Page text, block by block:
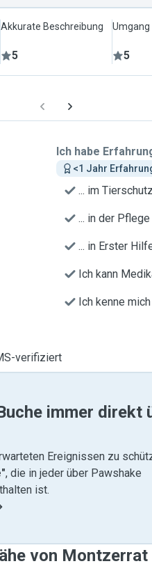
Akkurate Beschreibung
5 5
Ich habe
<1 Jahr
... im Tierschutz
... in der
... in Erster
Ich kann
Ich kenne
verifiziert
immer direkt
Ereignissen zu
, die in jeder über Pawshake
ist.
von Montzerrat